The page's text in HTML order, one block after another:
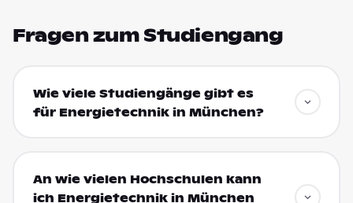
Fragen zum Studiengang
Wie viele Studiengänge gibt es
für Energietechnik in München?
An wie vielen Hochschulen kann
ich Energietechnik in München